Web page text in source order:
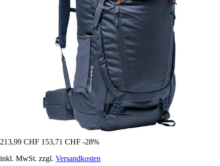
213,99 CHF 153,71 CHF -28%
inkl. MwSt. zzgl. Versandkosten